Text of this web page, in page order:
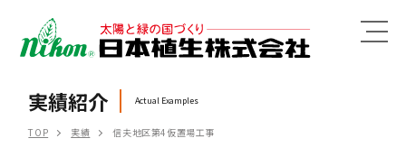
MENU
実績紹介 Actual Examples
TOP 実績 信夫地区第4仮置場工事